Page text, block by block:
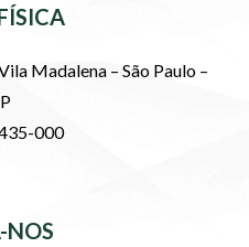
Madalena – São Paulo –
000
NOS